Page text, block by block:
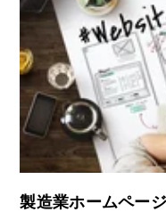
製造業ホームペー